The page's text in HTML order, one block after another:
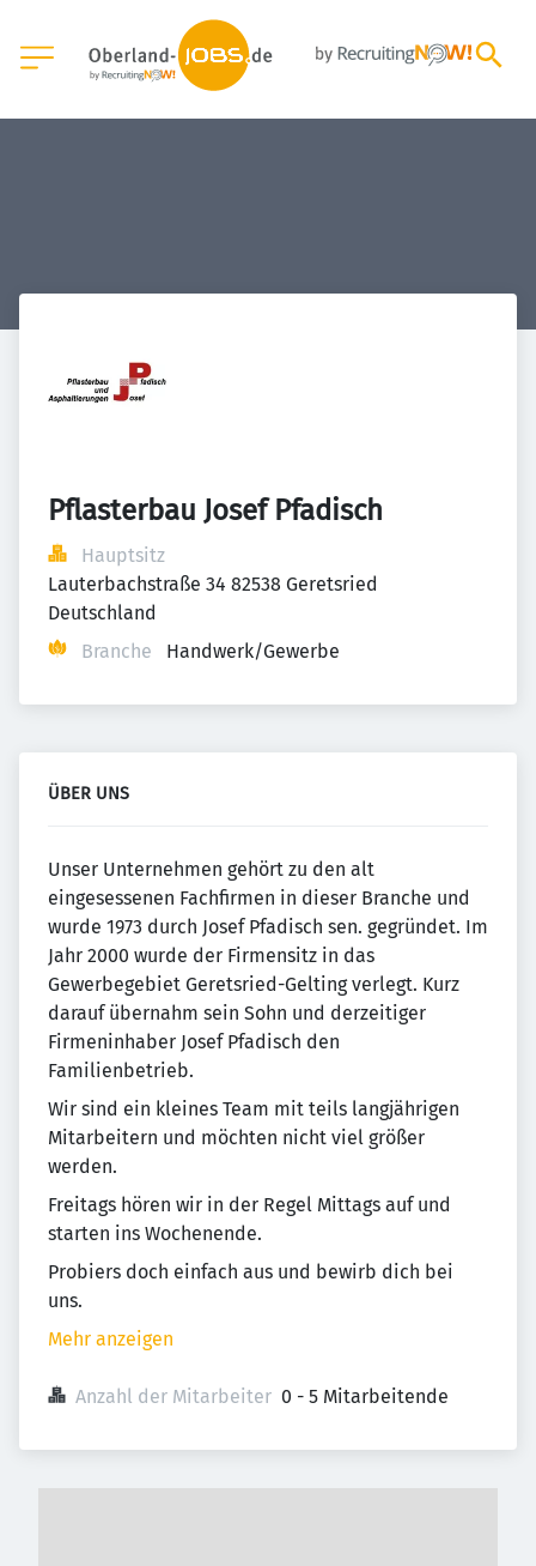
Pflasterbau Josef Pfadisch
Hauptsitz
Lauterbachstraße 34 82538 Geretsried
Deutschland
Branche
Handwerk/Gewerbe
ÜBER UNS
Unser Unternehmen gehört zu den alt
eingesessenen Fachfirmen in dieser Branche und
wurde 1973 durch Josef Pfadisch sen. gegründet. Im
Jahr 2000 wurde der Firmensitz in das
Gewerbegebiet Geretsried-Gelting verlegt. Kurz
darauf übernahm sein Sohn und derzeitiger
Firmeninhaber Josef Pfadisch den
Familienbetrieb.
Wir sind ein kleines Team mit teils langjährigen
Mitarbeitern und möchten nicht viel größer
werden.
Freitags hören wir in der Regel Mittags auf und
starten ins Wochenende.
Probiers doch einfach aus und bewirb dich bei
uns.
Mehr anzeigen
Anzahl der Mitarbeiter 0 - 5 Mitarbeitende